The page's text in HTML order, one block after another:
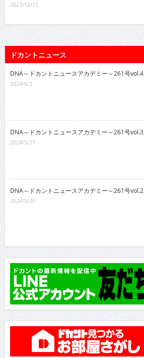
2023/12/15
ドカントニュース
DNA～ドカントニュースアカデミー～261号vol.4
2024/6/3
DNA～ドカントニュースアカデミー～261号vol.3
2024/5/27
DNA～ドカントニュースアカデミー～261号vol.2
2024/5/20